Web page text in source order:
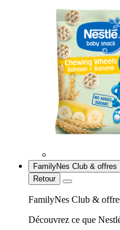
FamilyNes Club & offres
Retour
FamilyNes Club &
Découvrez ce que